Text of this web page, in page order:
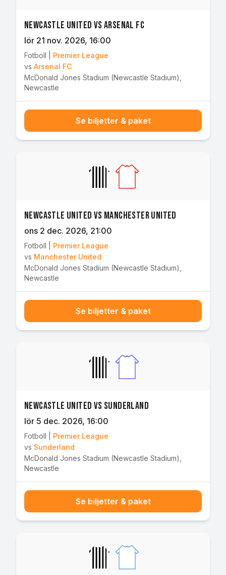
Newcastle United vs Arsenal FC
lör 21 nov. 2026, 16:00
Fotboll
Premier League
vs Arsenal FC
McDonald Jones Stadium (Newcastle Stadium)
Newcastle
Se biljetter & paket
Newcastle United vs Manchester United
ons 2 dec. 2026, 21:00
Fotboll
Premier League
vs Manchester United
McDonald Jones Stadium (Newcastle Stadium)
Newcastle
Se biljetter & paket
Newcastle United vs Sunderland
lör 5 dec. 2026, 16:00
Fotboll
Premier League
vs Sunderland
McDonald Jones Stadium (Newcastle Stadium)
Newcastle
Se biljetter & paket